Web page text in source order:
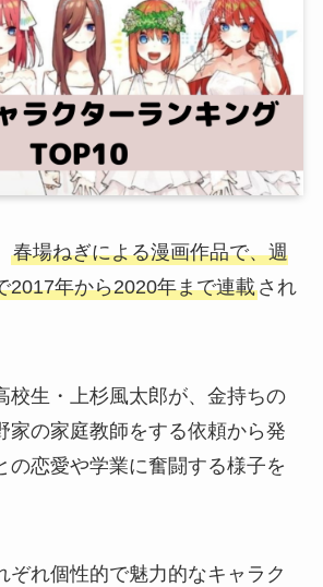
春場ねぎによる漫画作品で、週
2017年から2020年まで連載され
校生・上杉風太郎が、金持ちの
家の家庭教師をする依頼から発
の恋愛や学業に奮闘する様子を
ぞれ個性的で魅力的なキャラク